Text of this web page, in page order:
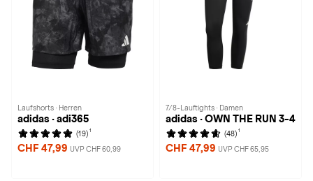
Laufshorts · Herren
adidas · adi365
(19) 1
CHF 47,99 UVP CHF 60,99
7/8-Lauftights · Damen
adidas · OWN THE RUN 3-4
(48) 1
CHF 47,99 UVP CHF 65,95